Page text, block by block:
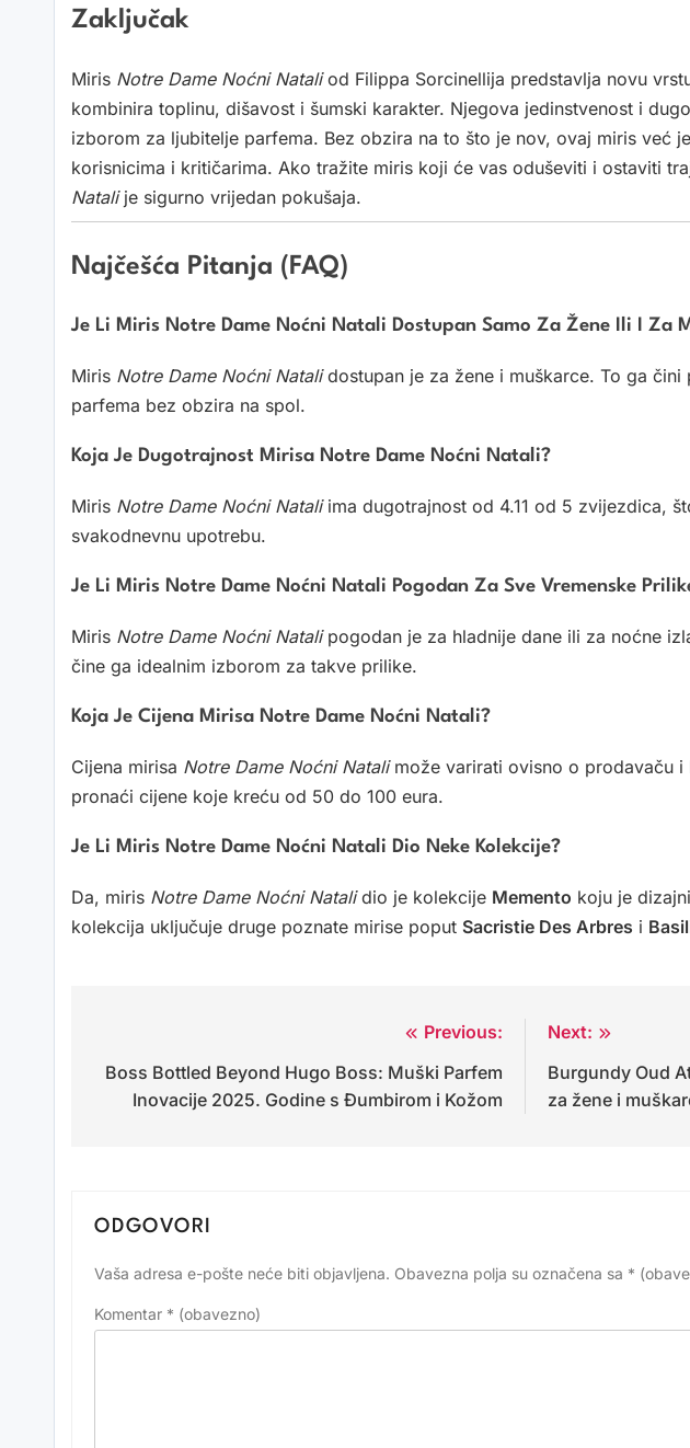
Zaključak
Miris Notre Dame Noćni Nataliod Filippa Sorcinellija predstavlja novu
kombinira toplinu, dišavost i šumski karakter. Njegova jedinstvenost i
izborom za ljubitelje parfema. Bez obzira na to što je nov, ovaj miris već
korisnicima i kritičarima. Ako tražite miris koji će vas oduševiti i ostaviti
Natalije sigurno vrijedan pokušaja.
Najčešća Pitanja (FAQ)
Je Li Miris Notre Dame Noćni Natali Dostupan Samo Za Žene Ili I Za
Miris Notre Dame Noćni Natalidostupan je za žene i muškarce. To ga
parfema bez obzira na spol.
Koja Je Dugotrajnost Mirisa Notre Dame Noćni Natali?
Miris Notre Dame Noćni Nataliima dugotrajnost od 4.11 od 5 zvijezdica,
svakodnevnu upotrebu.
Je Li Miris Notre Dame Noćni Natali Pogodan Za Sve Vremenske
Miris Notre Dame Noćni Natalipogodan je za hladnije dane ili za noćne
čine ga idealnim izborom za takve prilike.
Koja Je Cijena Mirisa Notre Dame Noćni Natali?
Cijena mirisa Notre Dame Noćni Natalimože varirati ovisno o prodavaču i
pronaći cijene koje kreću od 50 do 100 eura.
Je Li Miris Notre Dame Noćni Natali Dio Neke Kolekcije?
Da, miris Notre Dame Noćni Natalidio je kolekcije Memento koju je
kolekcija uključuje druge poznate mirise poput Sacristie Des Arbres i
objava
Previous:
Boss Bottled Beyond Hugo Boss: Muški Parfem
Inovacije 2025. Godine s Đumbirom i Kožom
Next:
Burgundy Oud
za žene i
ODGOVORI
Vaša adresa e-pošte neće biti objavljena. Obavezna polja su označena sa *
Komentar * (obavezno)
Alternative: